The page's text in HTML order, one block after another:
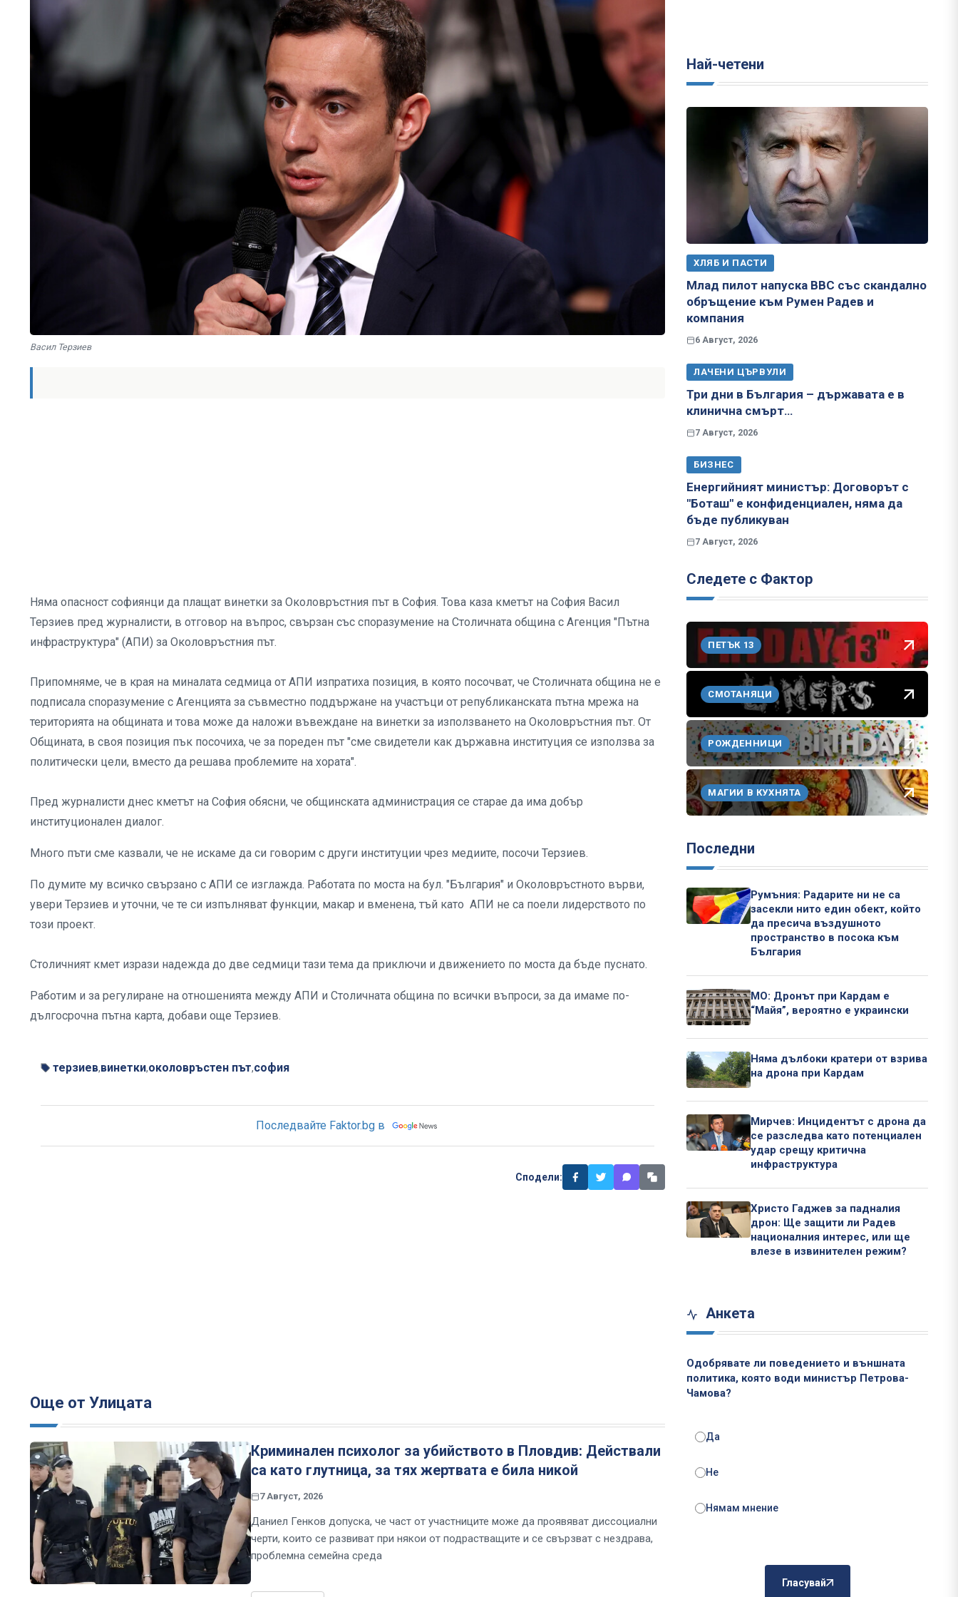
Васил Терзиев
Няма опасност софиянци да плащат винетки за Околовръстния път в София. Това каза кметът на София Васил
Терзиев пред журналисти, в отговор на въпрос, свързан със споразумение на Столичната община с Агенция "Пътна
инфраструктура" (АПИ) за Околовръстния път.
Припомняме, че в края на миналата седмица от АПИ изпратиха позиция, в която посочват, че Столичната община не е
подписала споразумение с Агенцията за съвместно поддържане на участъци от републиканската пътна мрежа на
територията на общината и това може да наложи въвеждане на винетки за използването на Околовръстния път. От
Общината, в своя позиция пък посочиха, че за пореден път "сме свидетели как държавна институция се използва за
политически цели, вместо да решава проблемите на хората".
Пред журналисти днес кметът на София обясни, че общинската администрация се старае да има добър
институционален диалог.
Много пъти сме казвали, че не искаме да си говорим с други институции чрез медиите, посочи Терзиев.
По думите му всичко свързано с АПИ се изглажда. Работата по моста на бул. "България" и Околовръстното върви,
увери Терзиев и уточни, че те си изпълняват функции, макар и вменена, тъй като АПИ не са поели лидерството по
този проект.
Столичният кмет изрази надежда до две седмици тази тема да приключи и движението по моста да бъде пуснато.
Работим и за регулиране на отношенията между АПИ и Столичната община по всички въпроси, за да имаме по-
дългосрочна пътна карта, добави още Терзиев.
терзиев,винетки,околовръстен път,софия
Последвайте Faktor.bg в
Сподели:
Още от Улицата
Криминален психолог за убийството в Пловдив: Действали
са като глутница, за тях жертвата е била никой
7 Август, 2026
Даниел Генков допуска, че част от участниците може да проявяват диссоциални
черти, които се развиват при някои от подрастващите и се свързват с нездрава,
проблемна семейна среда
Най-четени
ХЛЯБ И ПАСТИ
Млад пилот напуска ВВС със скандално
обръщение към Румен Радев и
компания
6 Август, 2026
ЛАЧЕНИ ЦЪРВУЛИ
Три дни в България – държавата е в
клинична смърт…
7 Август, 2026
БИЗНЕС
Енергийният министър: Договорът с
"Боташ" е конфиденциален, няма да
бъде публикуван
7 Август, 2026
Следете с Фактор
ПЕТЪК 13
СМОТАНЯЦИ
РОЖДЕННИЦИ
МАГИИ В КУХНЯТА
Последни
Румъния: Радарите ни не са
засекли нито един обект, който
да пресича въздушното
пространство в посока към
България
МО: Дронът при Кардам е
“Майя”, вероятно е украински
Няма дълбоки кратери от взрива
на дрона при Кардам
Мирчев: Инцидентът с дрона да
се разследва като потенциален
удар срещу критична
инфраструктура
Христо Гаджев за падналия
дрон: Ще защити ли Радев
националния интерес, или ще
влезе в извинителен режим?
Анкета
Одобрявате ли поведението и външната
политика, която води министър Петрова-
Чамова?
Да
Не
Нямам мнение
Гласувай